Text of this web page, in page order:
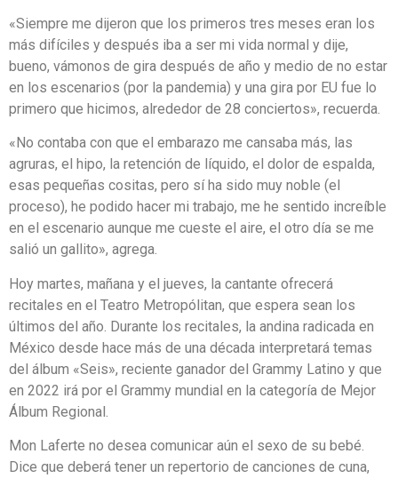
«Siempre me dijeron que los primeros tres meses eran los
más difíciles y después iba a ser mi vida normal y dije,
bueno, vámonos de gira después de año y medio de no estar
en los escenarios (por la pandemia) y una gira por EU fue lo
primero que hicimos, alrededor de 28 conciertos», recuerda.
«No contaba con que el embarazo me cansaba más, las
agruras, el hipo, la retención de líquido, el dolor de espalda,
esas pequeñas cositas, pero sí ha sido muy noble (el
proceso), he podido hacer mi trabajo, me he sentido increíble
en el escenario aunque me cueste el aire, el otro día se me
salió un gallito», agrega.
Hoy martes, mañana y el jueves, la cantante ofrecerá
recitales en el Teatro Metropólitan, que espera sean los
últimos del año. Durante los recitales, la andina radicada en
México desde hace más de una década interpretará temas
del álbum «Seis», reciente ganador del Grammy Latino y que
en 2022 irá por el Grammy mundial en la categoría de Mejor
Álbum Regional.
Mon Laferte no desea comunicar aún el sexo de su bebé.
Dice que deberá tener un repertorio de canciones de cuna,